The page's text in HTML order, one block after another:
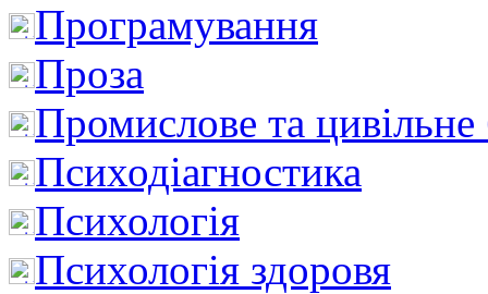
Програмування
Проза
Промислове та цивільне
Психодіагностика
Психологія
Психологія здоровя